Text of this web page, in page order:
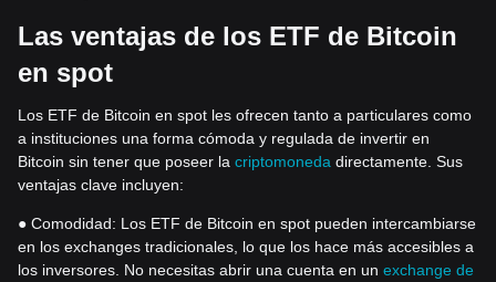
Las ventajas de los ETF de Bitcoin
en spot
Los ETF de Bitcoin en spot les ofrecen tanto a particulares como
a instituciones una forma cómoda y regulada de invertir en
Bitcoin sin tener que poseer la criptomoneda directamente. Sus
ventajas clave incluyen:
● Comodidad: Los ETF de Bitcoin en spot pueden intercambiarse
en los exchanges tradicionales, lo que los hace más accesibles a
los inversores. No necesitas abrir una cuenta en un exchange de